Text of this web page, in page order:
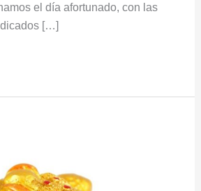
el día afortunado, con las
[…]